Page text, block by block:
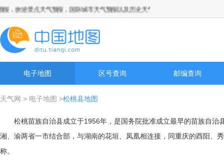
旅游景点天气预报，国际城市天气预报以及历史天气预报查询
电子地图 区号查询 邮编查询
天气网 > 电子地图 >松桃县地图
松桃苗族自治县成立于1956年，是国务院批准成立最早的苗族自治
湘、渝两省一市结合部，与湖南的花垣、凤凰相连接，同重庆的酉阳、
称。